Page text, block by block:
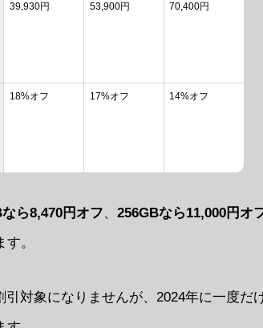
39,930円 53,900円 70,400円
18%オフ 17%オフ 14%オフ
ら8,470円オフ、256GBなら11,000円オ
。
対象になりませんが、2024年に一度だ